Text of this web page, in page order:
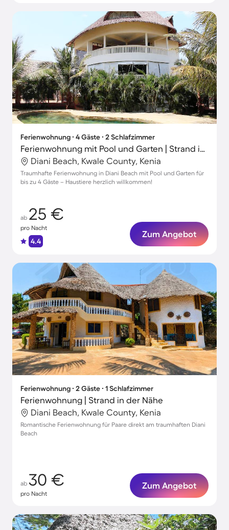
Ferienwohnung ∙ 4 Gäste ∙ 2 Schlafzimmer
Ferienwohnung mit Pool und Garten | Strand in der Nähe | Hunde erlaubt
Diani Beach, Kwale County, Kenia
Traumhafte Ferienwohnung in Diani Beach mit Pool und Garten für
bis zu 4 Gäste – Haustiere herzlich willkommen!
ab 25 €
pro Nacht
4.4
Zum Angebot
Ferienwohnung ∙ 2 Gäste ∙ 1 Schlafzimmer
Ferienwohnung | Strand in der Nähe
Diani Beach, Kwale County, Kenia
Romantische Ferienwohnung für Paare direkt am traumhaften Diani
Beach
ab 30 €
pro Nacht
Zum Angebot